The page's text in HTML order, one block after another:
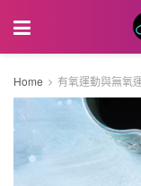
Home 有氧運動與無氧